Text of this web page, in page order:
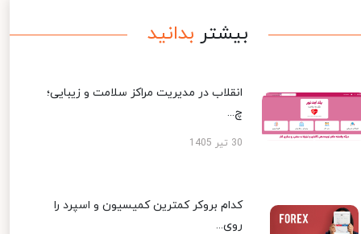
بیشتر بدانید
انقلاب در مدیریت مراکز سلامت و زیبایی؛
چ...
30 تیر 1405
کدام بروکر کمترین کمیسیون و اسپرد را
روی...